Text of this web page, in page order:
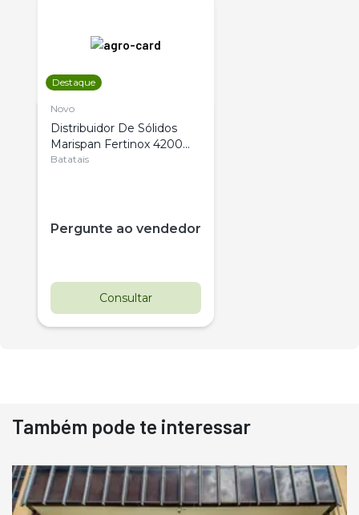
Destaque
Novo
Distribuidor De Sólidos
Marispan Fertinox 4200
Citrus
Batatais
Pergunte ao vendedor
Consultar
Destaque
Usado
Pá Carregadeira Cat 966
Ano 1987
Também pode te interessar